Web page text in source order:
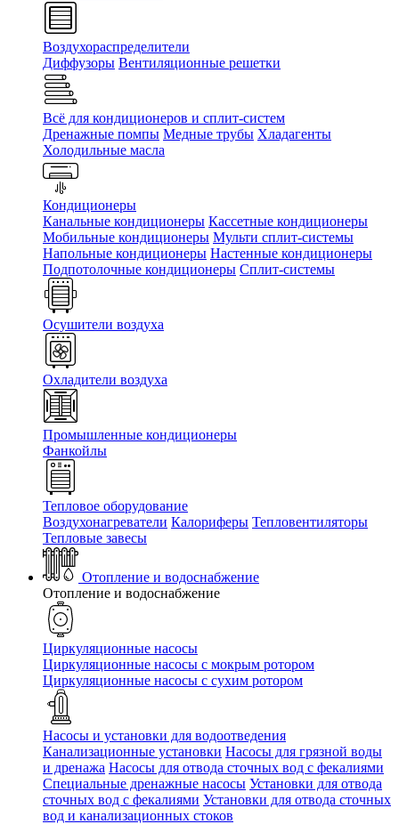
Воздухораспределители
Диффузоры Вентиляционные решетки
Всё для кондиционеров и сплит-систем
Дренажные помпы Медные трубы Хладагенты
Холодильные масла
Кондиционеры
Канальные кондиционеры Кассетные кондиционеры
Мобильные кондиционеры Мульти сплит-системы
Напольные кондиционеры Настенные кондиционеры
Подпотолочные кондиционеры Сплит-системы
Осушители воздуха
Охладители воздуха
Промышленные кондиционеры
Фанкойлы
Тепловое оборудование
Воздухонагреватели Калориферы Тепловентиляторы
Тепловые завесы
Отопление и водоснабжение
Отопление и водоснабжение
Циркуляционные насосы
Циркуляционные насосы с мокрым ротором
Циркуляционные насосы с сухим ротором
Насосы и установки для водоотведения
Канализационные установки Насосы для грязной воды
и дренажа Насосы для отвода сточных вод c фекалиями
Специальные дренажные насосы Установки для отвода
сточных вод c фекалиями Установки для отвода сточных
вод и канализационных стоков